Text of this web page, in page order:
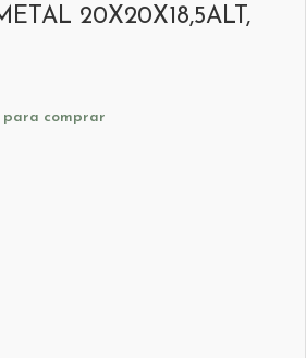
20X20X18,5ALT,
para comprar